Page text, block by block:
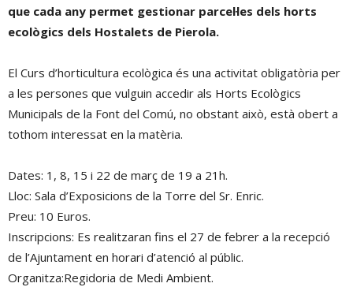
que cada any permet gestionar parcel·les dels horts
ecològics dels Hostalets de Pierola.
El Curs d’horticultura ecològica és una activitat obligatòria per
a les persones que vulguin accedir als Horts Ecològics
Municipals de la Font del Comú, no obstant això, està obert a
tothom interessat en la matèria.
Dates: 1, 8, 15 i 22 de març de 19 a 21h.
Lloc: Sala d’Exposicions de la Torre del Sr. Enric.
Preu: 10 Euros.
Inscripcions: Es realitzaran fins el 27 de febrer a la recepció
de l’Ajuntament en horari d’atenció al públic.
Organitza:Regidoria de Medi Ambient.